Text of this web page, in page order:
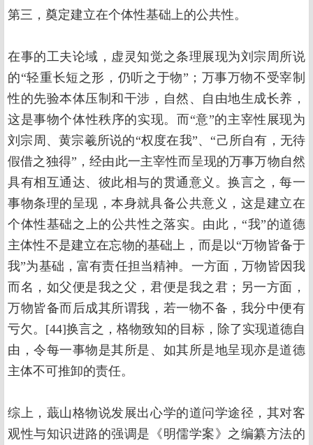
第三，奠定建立在个体性基础上的公共性。
在事的工夫论域，虚灵知觉之条理展现为刘宗周所说
的“轻重长短之形，仍听之于物”；万事万物不受宰制
性的先验本体压制和干涉，自然、自由地生成长养，
这是事物个体性秩序的实现。而“意”的主宰性展现为
刘宗周、黄宗羲所说的“权度在我”、“己所自有，无待
假借之独得”，经由此一主宰性而呈现的万事万物自然
具有相互通达、彼此相与的贯通意义。换言之，每一
事物条理的呈现，本身就具备公共意义，这是建立在
个体性基础之上的公共性之落实。由此，“我”的道德
主体性不是建立在忘物的基础上，而是以“万物皆备于
我”为基础，富有责任担当精神。一方面，万物皆因我
而名，如父便是我之父，君便是我之君；另一方面，
万物皆备而后成其所谓我，若一物不备，我分中便有
亏欠。[44]换言之，格物致知的目标，除了实现道德自
由，令每一事物是其所是、如其所是地呈现亦是道德
主体不可推卸的责任。
综上，蕺山格物说发展出心学的道问学途径，其对客
观性与知识进路的强调是《明儒学案》之编纂方法的